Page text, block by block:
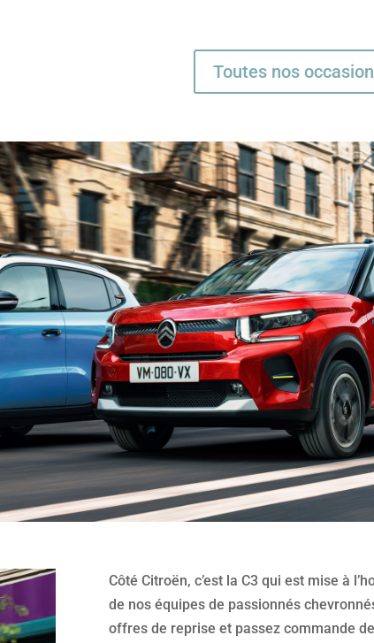
Toutes nos
Côté Citroën, c’est la C3 qui est mise à
de nos équipes de passionnés
offres de reprise et passez commande